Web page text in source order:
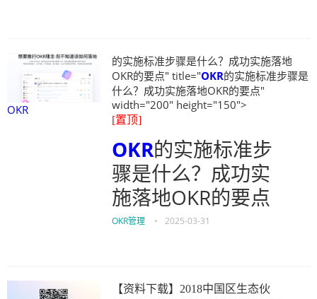
OKR
的实施标准步骤是什么？成功实施落地
OKR的要点" title="OKR的实施标准步骤是
什么？成功实施落地OKR的要点"
width="200" height="150">
[置顶]
OKR的实施标准步
骤是什么？成功实
施落地OKR的要点
OKR管理 • 2025-03-31
【资料下载】2018中国区生态伙